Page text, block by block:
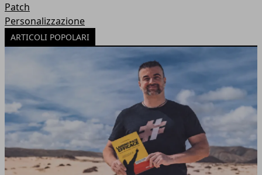
Patch
Personalizzazione
ARTICOLI POPOLARI